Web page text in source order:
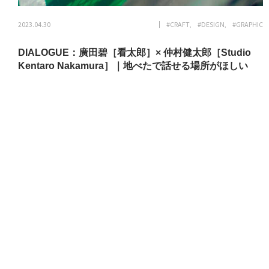
2023.04.30 #CRAFT #DESIGN #GRAPHIC
DIALOGUE：廣田碧［看太郎］× 仲村健太郎［Studio
Kentaro Nakamura］｜地べたで話せる場所がほしい